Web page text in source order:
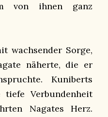
von ihnen ganz
wachsender Sorge,
näherte, die er
Kuniberts
Verbundenheit
Nagates Herz.